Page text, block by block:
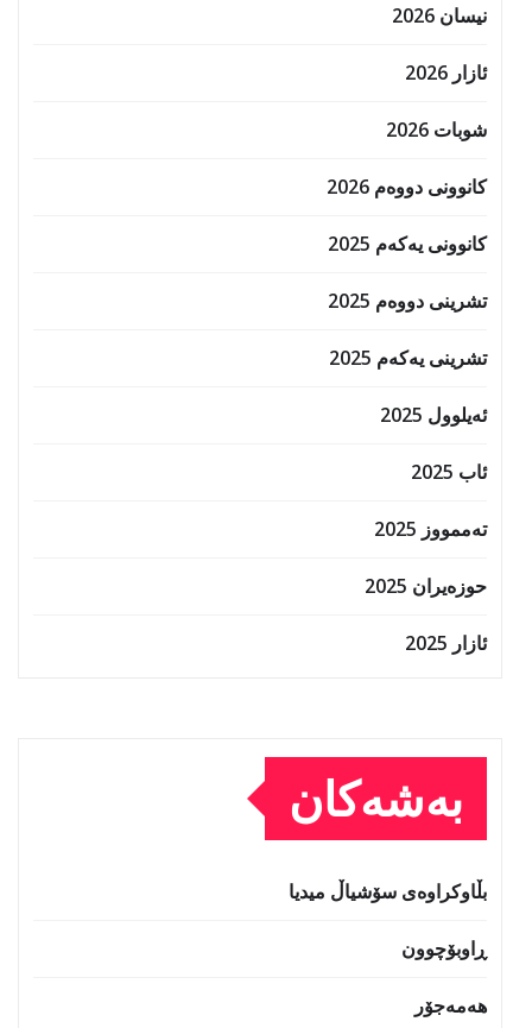
نیسان 2026
ئازار 2026
شوبات 2026
کانوونی دووەم 2026
کانوونی یەکەم 2025
تشرینی دووەم 2025
تشرینی یەکەم 2025
ئەیلوول 2025
ئاب 2025
تەممووز 2025
حوزه‌یران 2025
ئازار 2025
بەشەکان
بڵاوکراوەی سۆشیاڵ میدیا
ڕاوبۆچوون
هەمەجۆر